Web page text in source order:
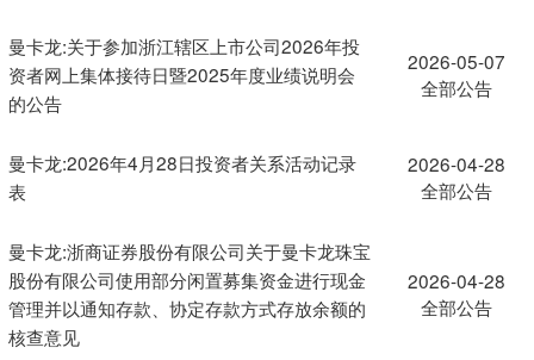
曼卡龙:关于参加浙江辖区上市公司2026年投
资者网上集体接待日暨2025年度业绩说明会
的公告
2026-05-07
全部公告
曼卡龙:2026年4月28日投资者关系活动记录
表
2026-04-28
全部公告
曼卡龙:浙商证券股份有限公司关于曼卡龙珠宝
股份有限公司使用部分闲置募集资金进行现金
管理并以通知存款、协定存款方式存放余额的
核查意见
2026-04-28
全部公告